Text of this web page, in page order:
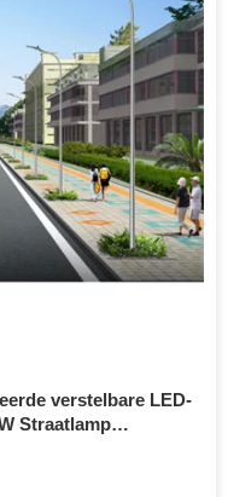
verstelbare LED-
Straatlamp